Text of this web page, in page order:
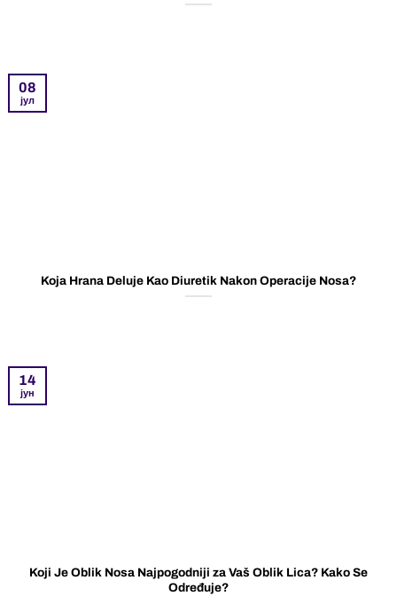
Koja Hrana Deluje Kao Diuretik Nakon Operacije Nosa?
08
јул
Koji Je Oblik Nosa Najpogodniji za Vaš Oblik Lica? Kako Se
Određuje?
14
јун